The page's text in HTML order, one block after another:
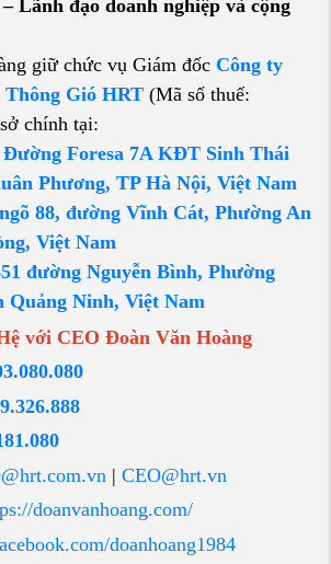
Lãnh đạo doanh nghiệp và cộng
giữ chức vụ Giám đốc Công ty
Gió HRT (Mã số thuế:
chính tại:
Đường Foresa 7A KĐT Sinh Thái
Phương, TP Hà Nội, Việt Nam
88, đường Vĩnh Cát, Phường An
Việt Nam
đường Nguyễn Bình, Phường
Ninh, Việt Nam
với CEO Đoàn Văn Hoàng
| CEO@hrt.vn
doanvanhoang.com/
doanhoang1984